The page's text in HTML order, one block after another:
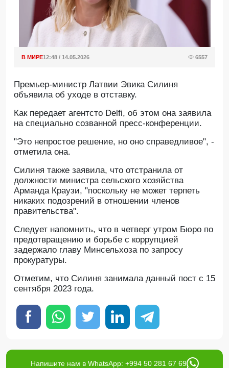
В МИРЕ12:48 / 14.05.2026 6557
Премьер-министр Латвии Эвика Силиня
объявила об уходе в отставку.
Как передает агентсто Delfi, об этом она заявила
на специально созванной пресс-конференции.
"Это непростое решение, но оно справедливое", -
отметила она.
Силиня также заявила, что отстранила от
должности министра сельского хозяйства
Арманда Краузи, "поскольку не может терпеть
никаких подозрений в отношении членов
правительства".
Следует напомнить, что в четверг утром Бюро по
предотвращению и борьбе с коррупцией
задержало главу Минсельхоза по запросу
прокуратуры.
Отметим, что Силиня занимала данный пост с 15
сентября 2023 года.
Напишите нам в WhatsApp: +994 50 281 67 69